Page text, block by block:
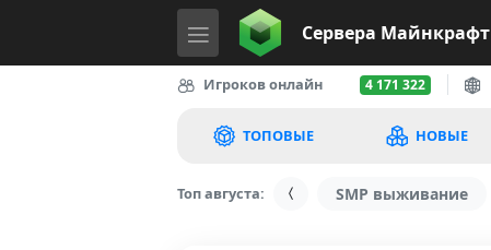
Сервера Майнкрафт
Игроков онлайн 4 171 322
ТОПОВЫЕ НОВЫЕ
Топ августа: SMP выживание